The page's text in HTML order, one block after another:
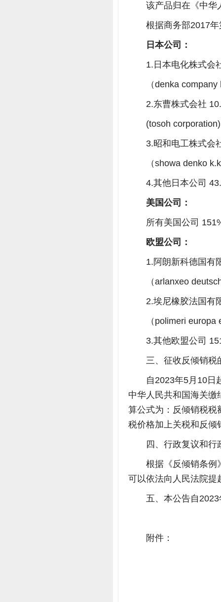
该产品归在《中华
根据商务部2017
日本公司：
1.日本电化株式会
（denka
2.东曹株式会社
(tosoh corporation)
3.昭和电工株式会
（showa denko
4.其他日本公司
美国公司：
所有美国公司
欧盟公司：
1.阿朗新科德国有
（arlanxeo
2.埃尼橡胶法国有
（polimeri
3.其他欧盟公司
三、征收反倾销税
自2023年5月10日
中华人民共和国海关
算公式为：反倾销税税
税价格加上关税和反倾
四、行政复议和行
根据《反倾销条例
可以依法向人民法院提
五、本公告自
附件：